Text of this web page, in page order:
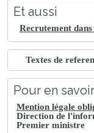
Et aussi
Recrutement
Textes de
Pour en
Mention légale
Direction de
Premier ministre